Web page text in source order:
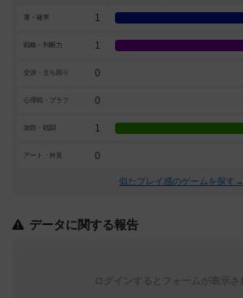
運・確率 1
戦略・判断力 1
交渉・立ち回り 0
心理戦・ブラフ 0
攻防・戦闘 1
アート・外見 0
似たプレイ感のゲームを探す→
データに関する報告